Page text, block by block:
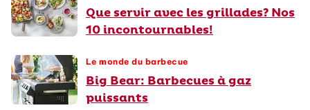
Que servir avec les grillades? Nos
10 incontournables!
Le monde du barbecue
Big Bear: Barbecues à gaz
puissants